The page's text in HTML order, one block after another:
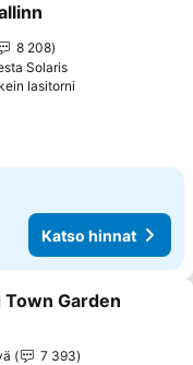
8 208
Solaris
lasitorni
Katso hinnat
Garden
7 393